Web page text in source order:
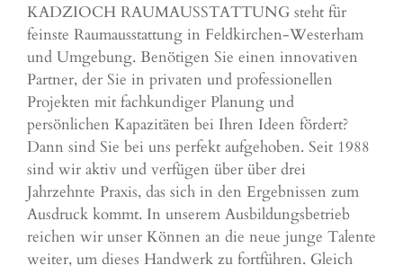
KADZIOCH RAUMAUSSTATTUNG steht für
feinste Raumausstattung in Feldkirchen-Westerham
und Umgebung. Benötigen Sie einen innovativen
Partner, der Sie in privaten und professionellen
Projekten mit fachkundiger Planung und
persönlichen Kapazitäten bei Ihren Ideen fördert?
Dann sind Sie bei uns perfekt aufgehoben. Seit 1988
sind wir aktiv und verfügen über über drei
Jahrzehnte Praxis, das sich in den Ergebnissen zum
Ausdruck kommt. In unserem Ausbildungsbetrieb
reichen wir unser Können an die neue junge Talente
weiter, um dieses Handwerk zu fortführen. Gleich